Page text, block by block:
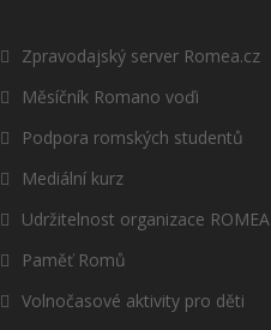
Zpravodajský server Romea.cz
Měsíčník Romano voďi
Podpora romských studentů
Mediální kurz
Udržitelnost organizace ROMEA
Paměť Romů
Volnočasové aktivity pro děti